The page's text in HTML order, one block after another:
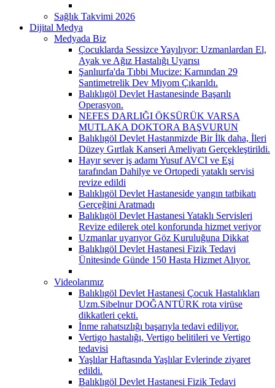
Sağlık Takvimi 2026
Dijital Medya
Medyada Biz
Çocuklarda Sessizce Yayılıyor: Uzmanlardan El,
Ayak ve Ağız Hastalığı Uyarısı
Şanlıurfa'da Tıbbi Mucize: Karnından 29
Santimetrelik Dev Miyom Çıkarıldı.
Balıklıgöl Devlet Hastanesinde Başarılı
Operasyon.
NEFES DARLIĞI ÖKSÜRÜK VARSA
MUTLAKA DOKTORA BAŞVURUN
Balıklıgöl Devlet Hastanmizde Bir İlk daha, İleri
Düzey Gırtlak Kanseri Ameliyatı Gerçekleştirildi.
Hayır sever iş adamı Yusuf AVCI ve Eşi
tarafından Dahilye ve Ortopedi yataklı servisi
revize edildi
Balıklıgöl Devlet Hastaneside yangın tatbikatı
Gerçeğini Aratmadı
Balıklıgöl Devlet Hastanesi Yataklı Servisleri
Revize edilerek otel konforunda hizmet veriyor
Uzmanlar uyarıyor Göz Kuruluğuna Dikkat
Balıklıgöl Devlet Hastanesi Fizik Tedavi
Ünitesinde Günde 150 Hasta Hizmet Alıyor.
Videolarımız
Balıklıgöl Devlet Hastanesi Çocuk Hastalıkları
Uzm.Sibelnur DOĞANTÜRK rota virüse
dikkatleri çekti.
İnme rahatsızlığı başarıyla tedavi ediliyor.
Vertigo hastalığı, Vertigo belitileri ve Vertigo
tedavisi
Yaşlılar Haftasında Yaşlılar Evlerinde ziyaret
edildi.
Balıklıgöl Devlet Hastanesi Fizik Tedavi